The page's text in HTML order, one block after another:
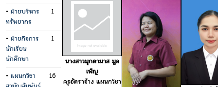
• ฝ่ายบริหาร
ทรัพยากร
1
• ฝ่ายกิจการ
นักเรียน
นักศึกษา
1
• แผนกวิชา
16
นางสาวมุกดามาส มูล
เพ็ญ
ครูอัตราจ้าง แผนกวิชา